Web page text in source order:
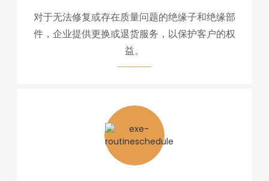
对于无法修复或存在质量问题的绝缘子和绝缘部
件，企业提供更换或退货服务，以保护客户的权
益。